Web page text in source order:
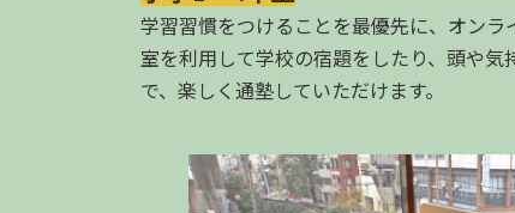
学習習慣をつけることを最優先に、オン
室を利用して学校の宿題をしたり、頭や
で、楽しく通塾していただけます。